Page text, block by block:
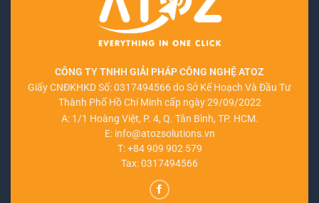
CÔNG TY TNHH GIẢI PHÁP CÔNG NGHỆ ATOZ
Giấy CNĐKHKD Số: 0317494566 do Sở Kế Hoạch Và Đầu Tư
Thành Phố Hồ Chí Minh cấp ngày 29/09/2022
A: 1/1 Hoàng Việt, P. 4, Q. Tân Bình, TP. HCM.
E: info@atozsolutions.vn
T:+84 909 902 579
Tax: 0317494566